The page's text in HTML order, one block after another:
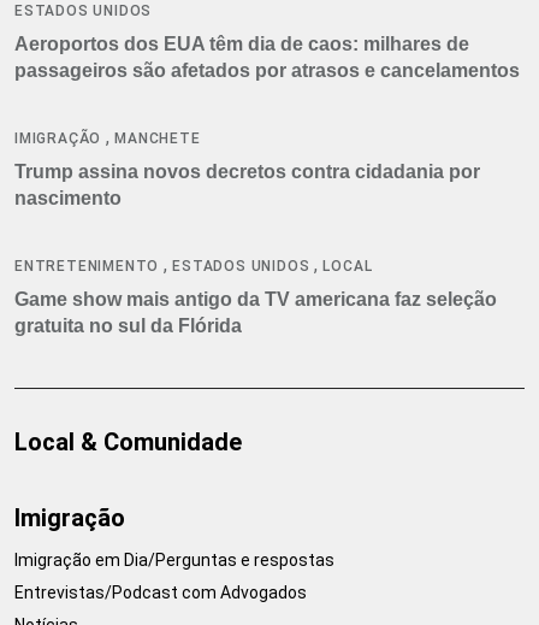
ESTADOS UNIDOS
Aeroportos dos EUA têm dia de caos: milhares de
passageiros são afetados por atrasos e cancelamentos
IMIGRAÇÃO ,MANCHETE
Trump assina novos decretos contra cidadania por
nascimento
ENTRETENIMENTO ,ESTADOS UNIDOS ,LOCAL
Game show mais antigo da TV americana faz seleção
gratuita no sul da Flórida
Local & Comunidade
Imigração
Imigração em Dia/Perguntas e respostas
Entrevistas/Podcast com Advogados